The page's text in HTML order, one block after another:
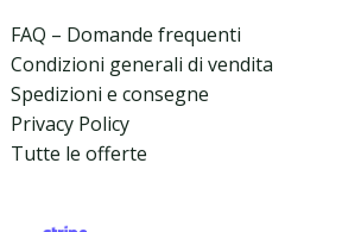
FAQ – Domande frequenti
Condizioni generali di vendita
Spedizioni e consegne
Privacy Policy
Tutte le offerte